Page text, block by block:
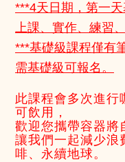
***4天日期，第一
上課、實作、練習
***基礎級課程僅有
需基礎級可報名。
此課程會多次進行
可飲用，
歡迎您攜帶容器將
讓我們一起減少浪
啡、永續地球。